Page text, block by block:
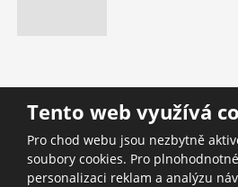
© 2026 AKIMA spol. s.r.o. -
Podmínky použití |Zásady pro
Bezpečnost a ochrana osobních
Tento web využívá
Pro chod webu jsou nezbytně
soubory cookies. Pro
personalizaci reklam a analýzu